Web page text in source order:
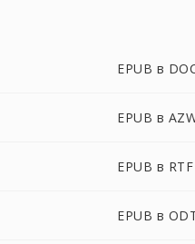
EPUB в
EPUB в
EPUB в RTF
EPUB в